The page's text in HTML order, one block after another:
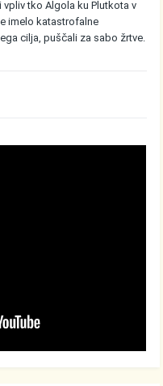
tko Algola ku Plutkota v
imelo katastrofalne
cilja, puščali za sabo žrtve.